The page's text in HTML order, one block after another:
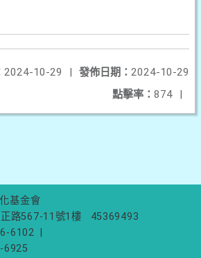
發佈日期： 2024-10-29
2024-10-29
|
點擊率： 874 |
基金會
路567-11號1樓
45369493
6102
6925